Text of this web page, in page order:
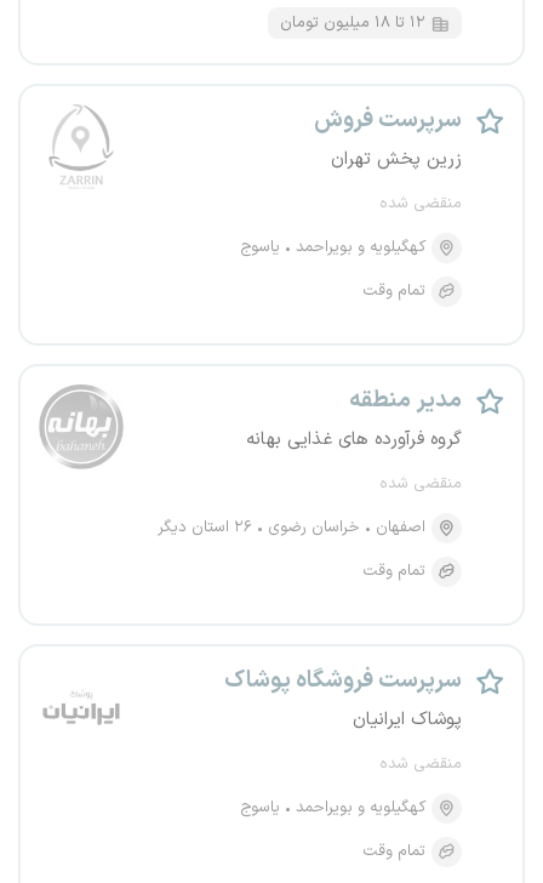
۱۲ تا ۱۸ میلیون تومان
سرپرست فروش
زرین پخش تهران
منقضی شده
کهگیلویه و بویراحمد
یاسوج
تمام وقت
مدیر منطقه
گروه فرآورده های غذایی بهانه
منقضی شده
اصفهان
خراسان رضوی
۲۶ استان دیگر
تمام وقت
سرپرست فروشگاه پوشاک
پوشاک ایرانیان
منقضی شده
کهگیلویه و بویراحمد
یاسوج
تمام وقت